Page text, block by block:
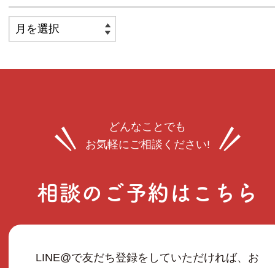
どんなことでも
お気軽にご相談ください!
相談のご予約はこちら
LINE@で友だち登録をしていただければ、お